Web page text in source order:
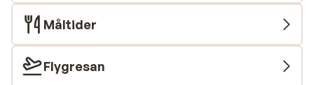
Måltider
Flygresan